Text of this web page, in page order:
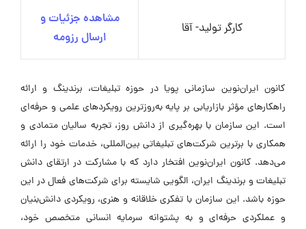
کارگر تولید- آقا
مشاهده جزئیات و
ارسال رزومه
کانون ایران‌نوین سازمانی پویا در حوزه تبلیغات، برندینگ و ارائه
راهکارهای مؤثر بازاریابی بر پایه به‌روزترین رویکردهای علمی و حرفه‌ای
است. این سازمان با بهره‌گیری از دانش روز، تجربه سالیان متمادی و
همکاری با برترین شرکت‌های تبلیغاتی بین‌المللی، خدمات خود را ارائه
می‌دهد. کانون ایران‌نوین افتخار دارد که با مشارکت در ارتقای دانش
تبلیغات و برندینگ ایران، الگویی شایسته برای شرکت‌های فعال در این
حوزه باشد. این سازمان با تفکری خلاقانه و هنری، رویکردی دانش‌بنیان
و عملکردی حرفه‌ای و به پشتوانه سرمایه انسانی متخصص خود،